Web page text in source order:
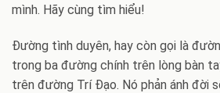
mình. Hãy cùng tìm hiểu!
Đường tình duyên, hay còn gọi là
trong ba đường chính trên lòng bàn
trên đường Trí Đạo. Nó phản ánh đời